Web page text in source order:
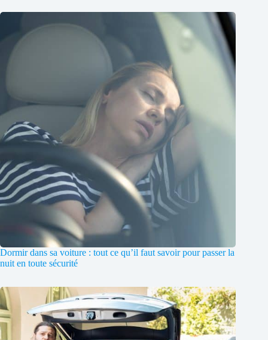
Dormir dans sa voiture : tout ce qu’il faut savoir pour passer la
nuit en toute sécurité